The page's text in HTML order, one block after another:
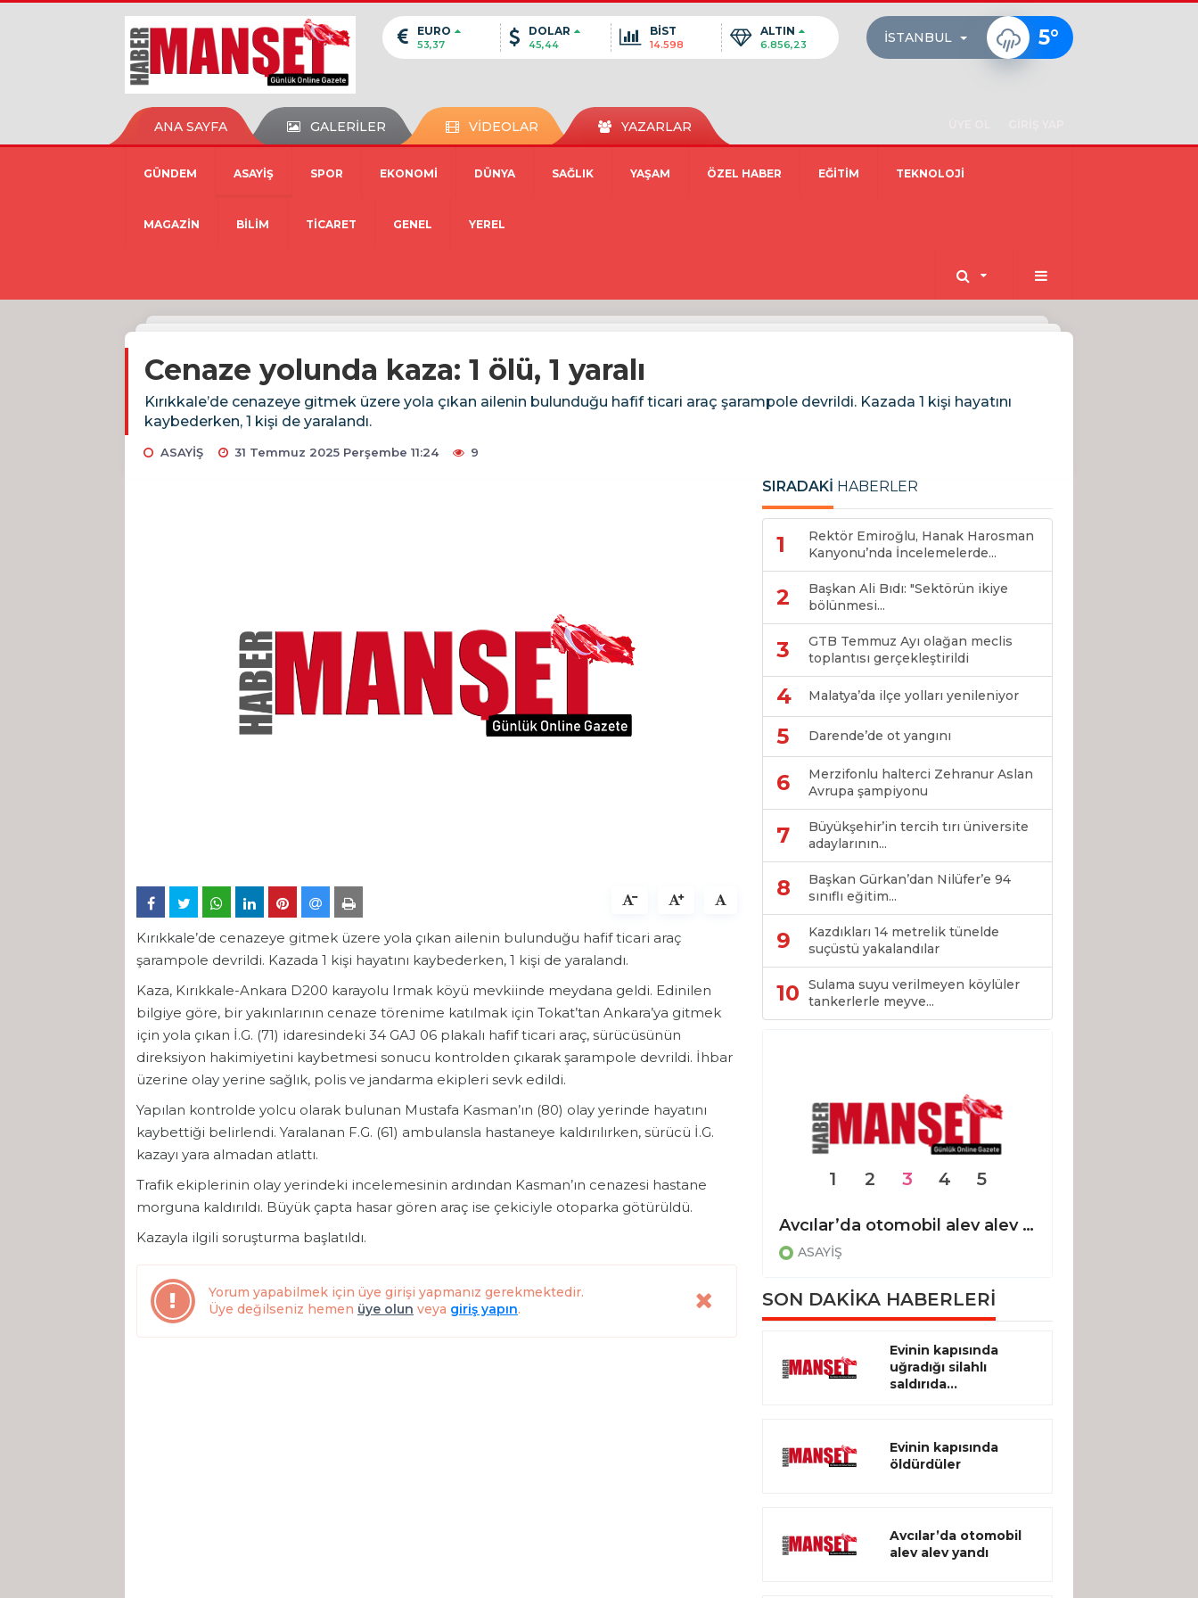
EURO
53,37
DOLAR
45,44
BİST
14.598
ALTIN
6.856,23 İSTANBUL 5°
ANA SAYFA GALERİLER VİDEOLAR YAZARLAR
GÜNDEM ASAYİŞ SPOR EKONOMİ DÜNYA SAĞLIK YAŞAM ÖZEL HABER EĞİTİM TEKNOLOJİ
MAGAZİN BİLİM TİCARET GENEL YEREL
Cenaze yolunda kaza: 1 ölü, 1 yaralı
Kırıkkale’de cenazeye gitmek üzere yola çıkan ailenin bulunduğu hafif ticari araç şarampole devrildi. Kazada 1 kişi hayatını
kaybederken, 1 kişi de yaralandı.
ASAYİŞ 31 Temmuz 2025 Perşembe 11:24 9
Kırıkkale’de cenazeye gitmek üzere yola çıkan ailenin bulunduğu hafif ticari araç
şarampole devrildi. Kazada 1 kişi hayatını kaybederken, 1 kişi de yaralandı.
Kaza, Kırıkkale-Ankara D200 karayolu Irmak köyü mevkiinde meydana geldi. Edinilen
bilgiye göre, bir yakınlarının cenaze törenime katılmak için Tokat’tan Ankara’ya gitmek
için yola çıkan İ.G. (71) idaresindeki 34 GAJ 06 plakalı hafif ticari araç, sürücüsünün
direksiyon hakimiyetini kaybetmesi sonucu kontrolden çıkarak şarampole devrildi. İhbar
üzerine olay yerine sağlık, polis ve jandarma ekipleri sevk edildi.
Yapılan kontrolde yolcu olarak bulunan Mustafa Kasman’ın (80) olay yerinde hayatını
kaybettiği belirlendi. Yaralanan F.G. (61) ambulansla hastaneye kaldırılırken, sürücü İ.G.
kazayı yara almadan atlattı.
Trafik ekiplerinin olay yerindeki incelemesinin ardından Kasman’ın cenazesi hastane
morguna kaldırıldı. Büyük çapta hasar gören araç ise çekiciyle otoparka götürüldü.
Kazayla ilgili soruşturma başlatıldı.
Yorum yapabilmek için üye girişi yapmanız gerekmektedir.
Üye değilseniz hemen üye olun veya giriş yapın.
SIRADAKİ HABERLER
1
Rektör Emiroğlu, Hanak Harosman
Kanyonu’nda İncelemelerde...
2
Başkan Ali Bıdı: "Sektörün ikiye
bölünmesi...
3
GTB Temmuz Ayı olağan meclis
toplantısı gerçekleştirildi
4 Malatya’da ilçe yolları yenileniyor
5 Darende’de ot yangını
6
Merzifonlu halterci Zehranur Aslan
Avrupa şampiyonu
7
Büyükşehir’in tercih tırı üniversite
adaylarının...
8
Başkan Gürkan’dan Nilüfer’e 94
sınıflı eğitim...
9
Kazdıkları 14 metrelik tünelde
suçüstü yakalandılar
10
Sulama suyu verilmeyen köylüler
tankerlerle meyve...
Avcılar’da otomobil alev alev yandı
ASAYİŞ
1 2 3 4 5
SON DAKİKA HABERLERİ
Evinin kapısında
uğradığı silahlı
saldırıda...
Evinin kapısında
öldürdüler
Avcılar’da otomobil
alev alev yandı